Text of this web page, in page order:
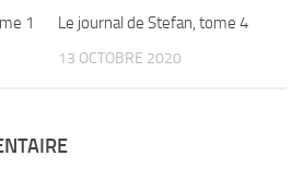
1 Le journal de Stefan, tome 4
13 OCTOBRE 2020